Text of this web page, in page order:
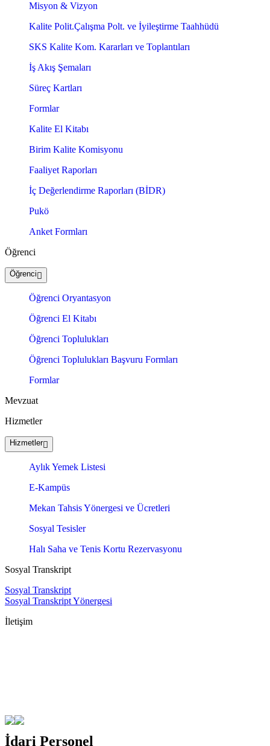
Misyon & Vizyon
Kalite Polit.Çalışma Polt. ve İyileştirme Taahhüdü
SKS Kalite Kom. Kararları ve Toplantıları
İş Akış Şemaları
Süreç Kartları
Formlar
Kalite El Kitabı
Birim Kalite Komisyonu
Faaliyet Raporları
İç Değerlendirme Raporları (BİDR)
Pukö
Anket Formları
Öğrenci
Öğrenci
Öğrenci Oryantasyon
Öğrenci El Kitabı
Öğrenci Toplulukları
Öğrenci Toplulukları Başvuru Formları
Formlar
Mevzuat
Hizmetler
Hizmetler
Aylık Yemek Listesi
E-Kampüs
Mekan Tahsis Yönergesi ve Ücretleri
Sosyal Tesisler
Halı Saha ve Tenis Kortu Rezervasyonu
Sosyal Transkript
Sosyal Transkript
Sosyal Transkript Yönergesi
İletişim
İdari Personel